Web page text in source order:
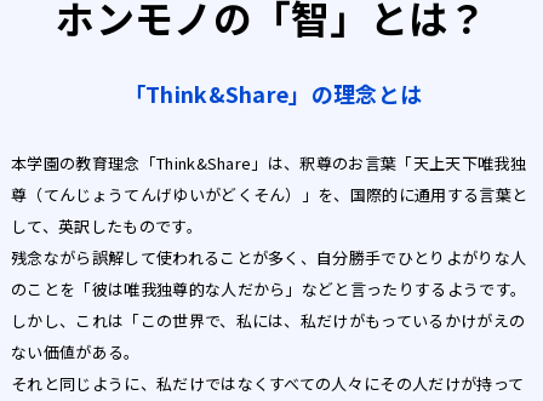
ホンモノの「智」とは？
「Think&Share」の理念とは
本学園の教育理念「Think&Share」は、釈尊のお言葉「天上天下唯我独
尊（てんじょうてんげゆいがどくそん）」を、国際的に通用する言葉と
して、英訳したものです。
残念ながら誤解して使われることが多く、自分勝手でひとりよがりな人
のことを「彼は唯我独尊的な人だから」などと言ったりするようです。
しかし、これは「この世界で、私には、私だけがもっているかけがえの
ない価値がある。
それと同じように、私だけではなくすべての人々にその人だけが持って